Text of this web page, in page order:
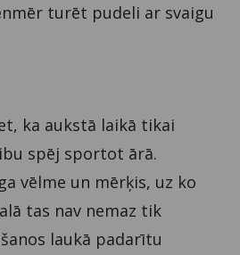
turēt pudeli ar svaigu
ka aukstā laikā tikai
spēj sportot ārā.
vēlme un mērķis, uz ko
tas nav nemaz tik
laukā padarītu